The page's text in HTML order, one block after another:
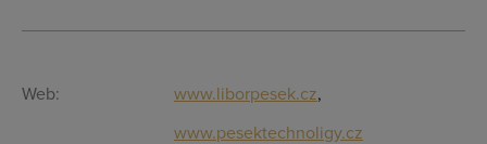
Web: www.liborpesek.cz,
www.pesektechnoligy.cz
Přihlásit se